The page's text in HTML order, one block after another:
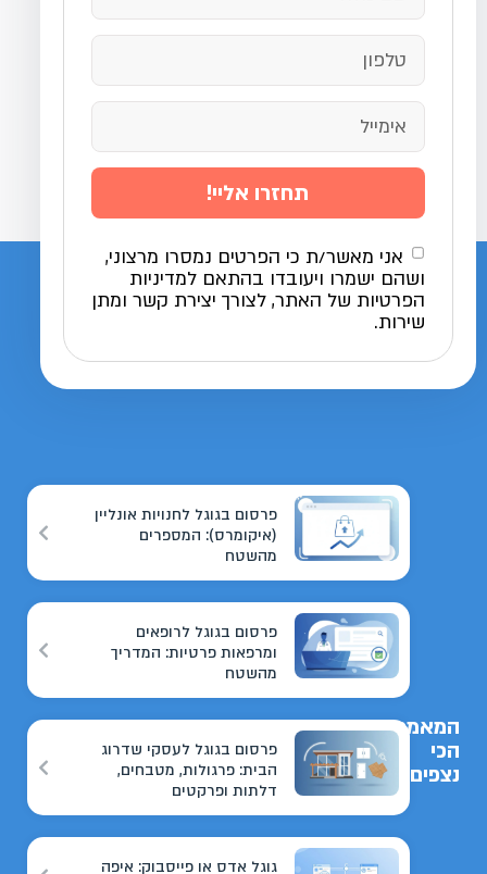
אני מאשר/ת כי הפרטים נמסרו מרצוני,
ושהם ישמרו ויעובדו בהתאם למדיניות
הפרטיות של האתר, לצורך יצירת קשר ומתן
שירות.
תחזרו אליי!
המאמרים
הכי
נצפים
פרסום בגוגל לחנויות אונליין
(איקומרס): המספרים
מהשטח
פרסום בגוגל לרופאים
ומרפאות פרטיות: המדריך
מהשטח
פרסום בגוגל לעסקי שדרוג
הבית: פרגולות, מטבחים,
דלתות ופרקטים
גוגל אדס או פייסבוק: איפה